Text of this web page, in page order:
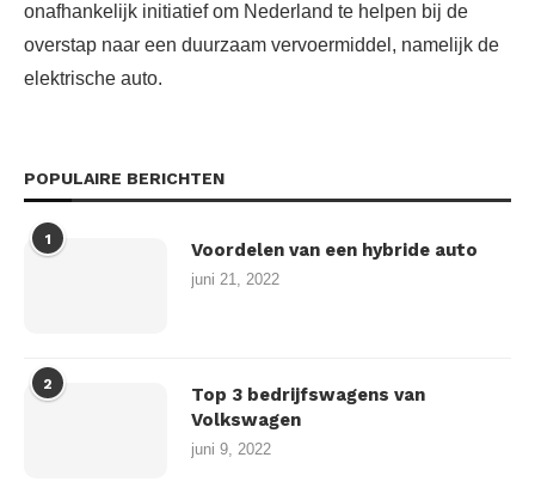
onafhankelijk initiatief om Nederland te helpen bij de
overstap naar een duurzaam vervoermiddel, namelijk de
elektrische auto.
POPULAIRE BERICHTEN
1
Voordelen van een hybride auto
juni 21, 2022
2
Top 3 bedrijfswagens van
Volkswagen
juni 9, 2022